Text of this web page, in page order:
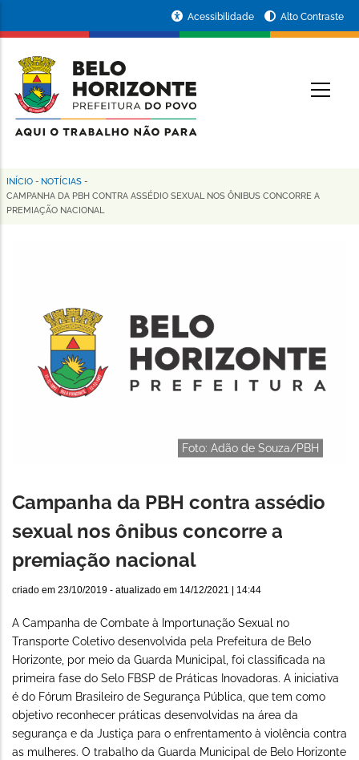
conteúdo
principal
da
Prefeitura
de
Horizonte
Acessibilidade Alto Contraste
Trilha
de
INÍCIO - NOTÍCIAS -
CAMPANHA DA PBH CONTRA ASSÉDIO SEXUAL NOS ÔNIBUS CONCORRE A
PREMIAÇÃO NACIONAL
Foto: Adão de Souza/PBH
Campanha da PBH contra assédio
sexual nos ônibus concorre a
premiação nacional
criado em 23/10/2019 - atualizado em 14/12/2021 | 14:44
A Campanha de Combate à Importunação Sexual no
Transporte Coletivo desenvolvida pela Prefeitura de Belo
Horizonte, por meio da Guarda Municipal, foi classificada na
primeira fase do Selo FBSP de Práticas Inovadoras. A iniciativa
é do Fórum Brasileiro de Segurança Pública, que tem como
objetivo reconhecer práticas desenvolvidas na área da
segurança e da Justiça para o enfrentamento à violência contra
as mulheres. O trabalho da Guarda Municipal de Belo Horizonte